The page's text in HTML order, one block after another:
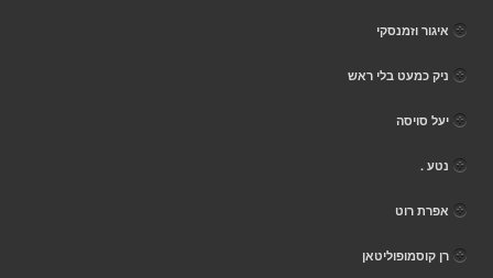
איגור וזמנסקי
ניק כמעט בלי ראש
יעל סויסה
נטע .
אפרת רוט
רן קוסמופוליטאן